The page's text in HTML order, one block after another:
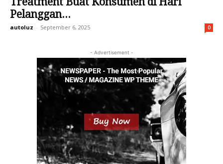
Pelanggan...
autoluz - September 6, 2025 0
- Advertisement -